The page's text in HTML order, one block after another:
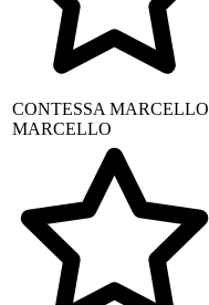
CONTESSA MARCELLO
MARCELLO